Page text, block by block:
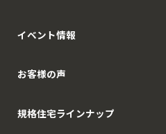
イベント情報
お客様の声
規格住宅ラインナップ